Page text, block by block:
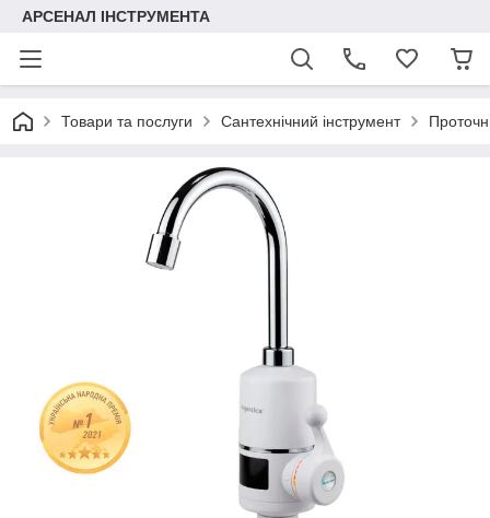
АРСЕНАЛ ІНСТРУМЕНТА
Товари та послуги Сантехнічний інструмент